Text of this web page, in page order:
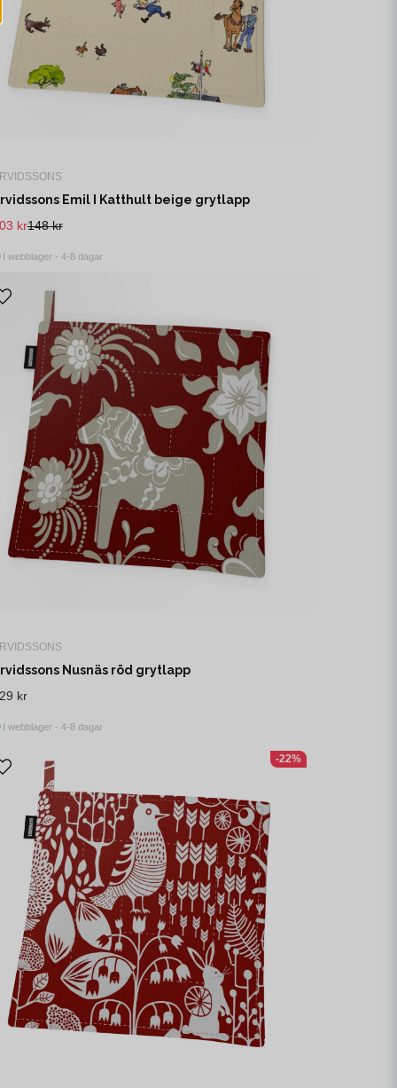
Emil I Katthult beige grytlapp
148 kr
kr
I webblager - 4-8 dagar
Nusnäs röd grytlapp
kr
I webblager - 4-8 dagar
-22%